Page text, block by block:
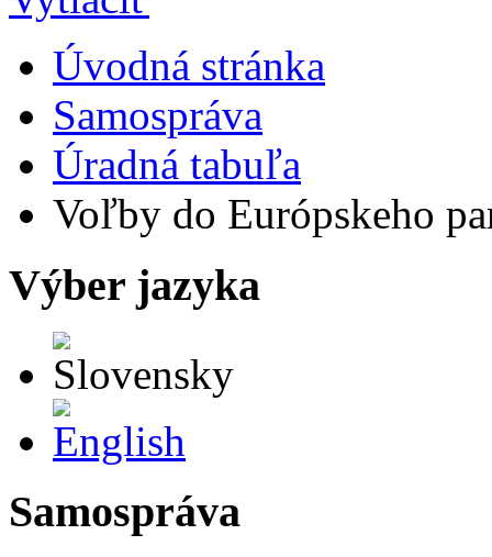
Úvodná stránka
Samospráva
Úradná tabuľa
Voľby do Európskeho
Výber jazyka
Samospráva